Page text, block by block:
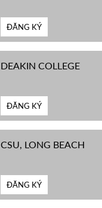
ĐĂNG KÝ
DEAKIN COLLEGE
ĐĂNG KÝ
CSU, LONG BEACH
ĐĂNG KÝ